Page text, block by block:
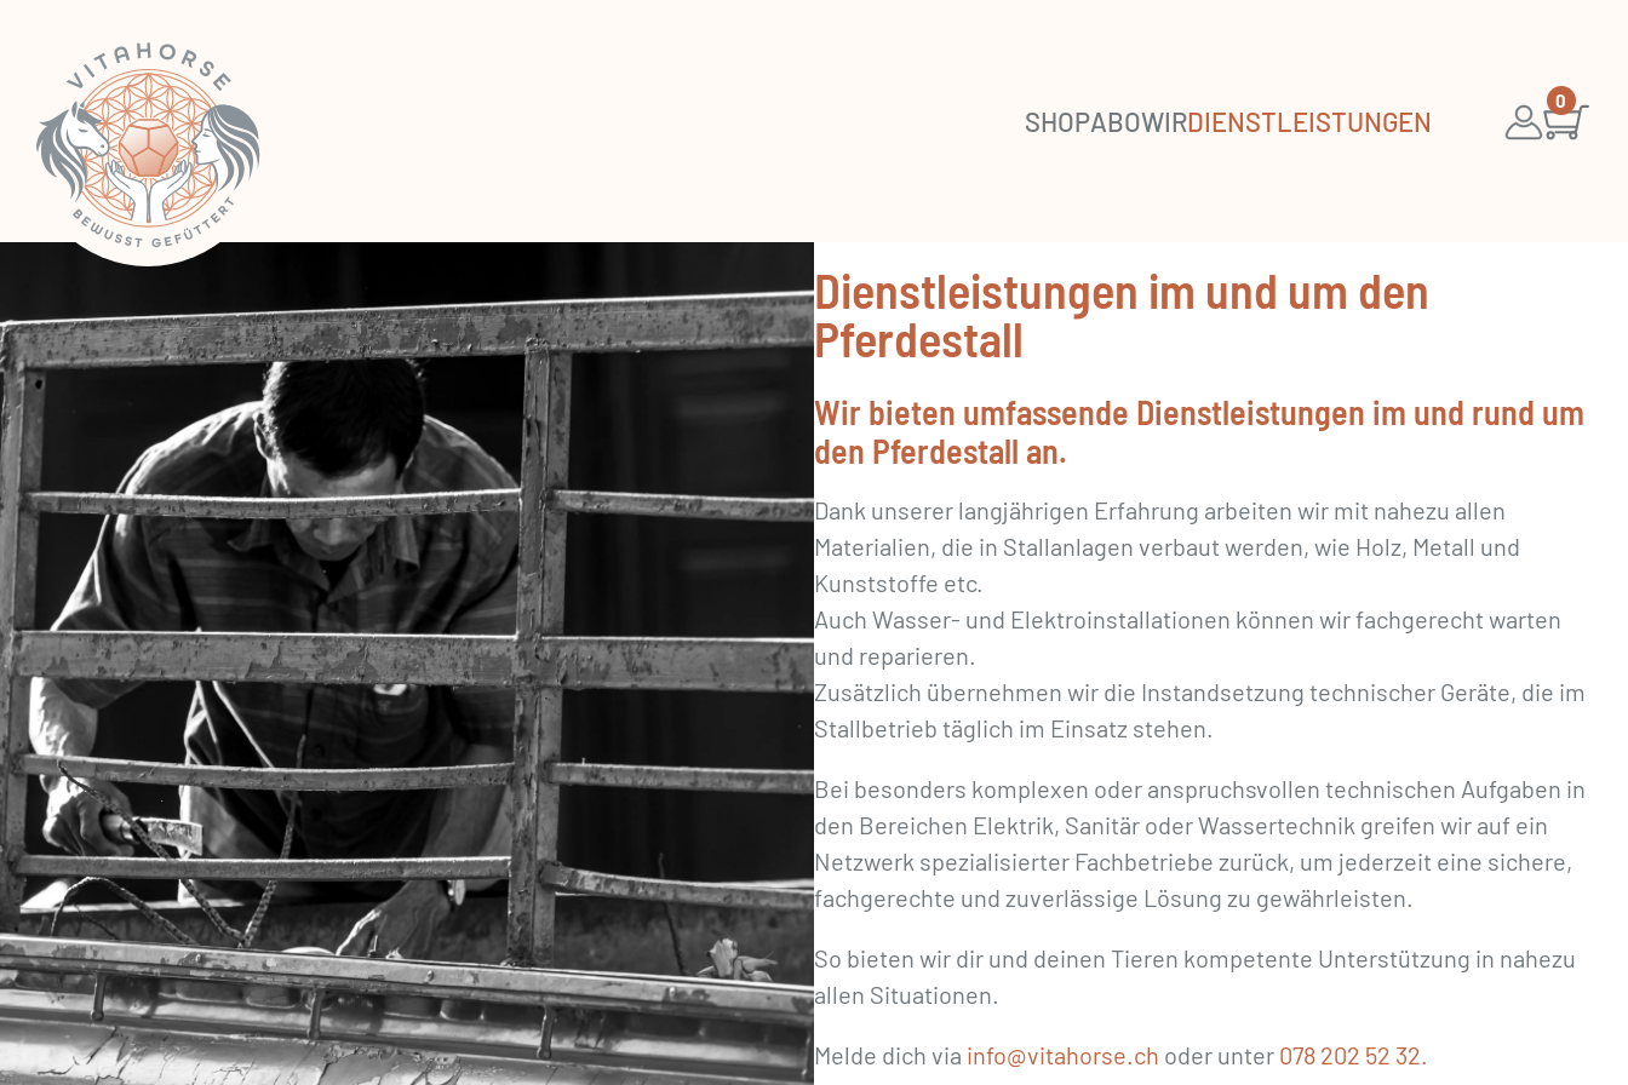
SHOPABOWIRDIENSTLEISTUNGEN
0
Dienstleistungen im und um den
Pferdestall
Wir bieten umfassende Dienstleistungen im und rund um
den Pferdestall an.
Dank unserer langjährigen Erfahrung arbeiten wir mit nahezu allen
Materialien, die in Stallanlagen verbaut werden, wie Holz, Metall und
Kunststoffe etc.
Auch Wasser- und Elektroinstallationen können wir fachgerecht warten
und reparieren.
Zusätzlich übernehmen wir die Instandsetzung technischer Geräte, die im
Stallbetrieb täglich im Einsatz stehen.
Bei besonders komplexen oder anspruchsvollen technischen Aufgaben in
den Bereichen Elektrik, Sanitär oder Wassertechnik greifen wir auf ein
Netzwerk spezialisierter Fachbetriebe zurück, um jederzeit eine sichere,
fachgerechte und zuverlässige Lösung zu gewährleisten.
So bieten wir dir und deinen Tieren kompetente Unterstützung in nahezu
allen Situationen.
Melde dich via info@vitahorse.ch oder unter 078 202 52 32.